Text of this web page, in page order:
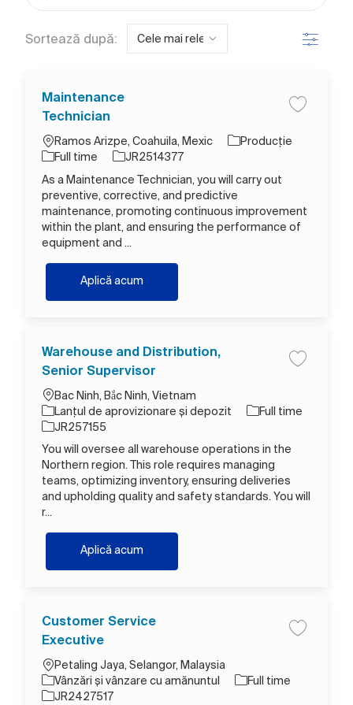
Sortează după: Filtru
Maintenance
Technician
LocRamos Arizpe, Coahuila, Mexic Categorie
Producție
Tipul postului
Full time Job Id
JR2514377
As a Maintenance Technician, you will carry out
preventive, corrective, and predictive
maintenance, promoting continuous improvement
within the plant, and ensuring the performance of
equipment and ...
Salva
Aplică acum
Warehouse and Distribution,
Senior Supervisor
LocBac Ninh, Bắc Ninh, Vietnam
Categorie
Lanțul de aprovizionare și depozit Tipul postului
Full time
Job Id
JR257155
You will oversee all warehouse operations in the
Northern region. This role requires managing
teams, optimizing inventory, ensuring deliveries
and upholding quality and safety standards. You will
r...
Salva
Aplică acum
Customer Service
Executive
LocPetaling Jaya, Selangor, Malaysia
Categorie
Vânzări și vânzare cu amănuntul Tipul postului
Full time
Job Id
JR2427517
Salva